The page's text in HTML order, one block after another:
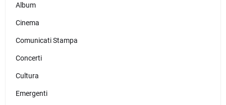
Album
Cinema
Comunicati Stampa
Concerti
Cultura
Emergenti